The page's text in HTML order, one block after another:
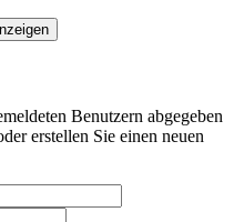
Benutzern abgegeben
erstellen Sie einen neuen